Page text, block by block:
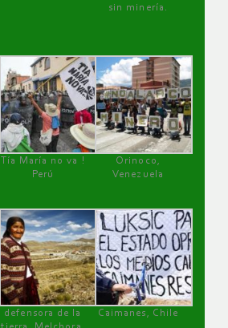
sin minería.
Tía María no va !
Perú
Orinoco,
Venezuela
defensora de la
Caimanes, Chile